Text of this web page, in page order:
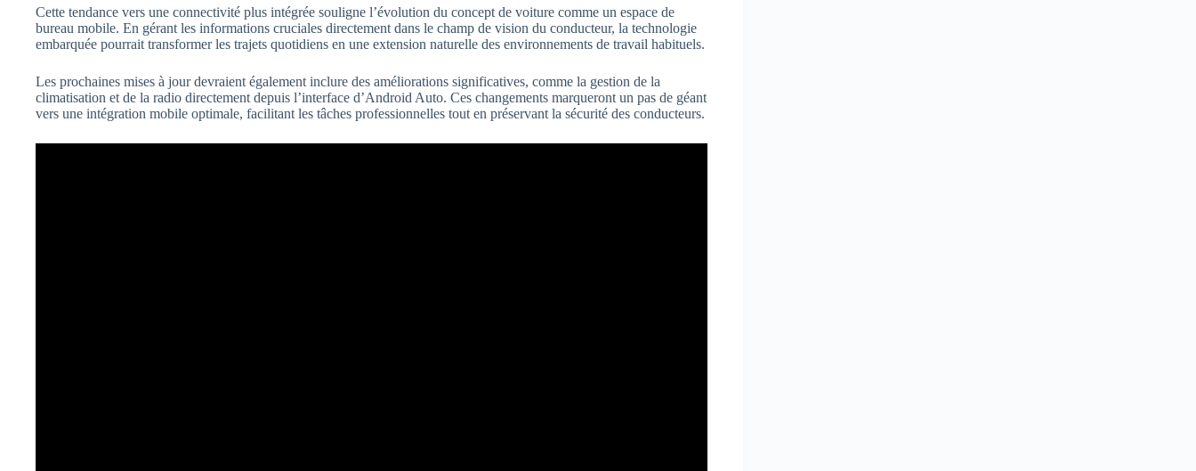
Cette tendance vers une connectivité plus intégrée souligne l’évolution du concept de voiture comme un espace de
bureau mobile. En gérant les informations cruciales directement dans le champ de vision du conducteur, la technologie
embarquée pourrait transformer les trajets quotidiens en une extension naturelle des environnements de travail habituels.
Les prochaines mises à jour devraient également inclure des améliorations significatives, comme la gestion de la
climatisation et de la radio directement depuis l’interface d’Android Auto. Ces changements marqueront un pas de géant
vers une intégration mobile optimale, facilitant les tâches professionnelles tout en préservant la sécurité des conducteurs.